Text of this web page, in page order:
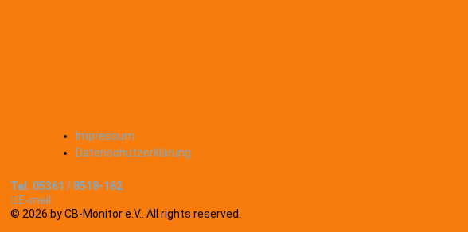
Impressum
Datenschutzerklärung
Tel: 05361 / 8518-162
E-mail
© 2026 by CB-Monitor e.V.. All rights reserved.